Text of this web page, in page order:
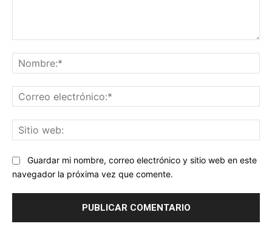
Guardar mi nombre, correo electrónico y sitio web en este
navegador la próxima vez que comente.